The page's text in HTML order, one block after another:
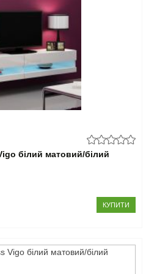
білий матовий/білий
КУПИТИ